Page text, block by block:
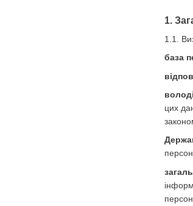
1.
1.1.
база
цих